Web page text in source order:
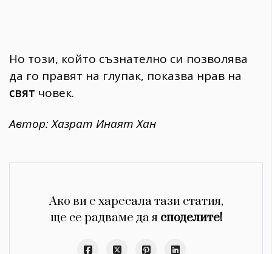
Но този, който съзнателно си позволява
да го правят на глупак, показва нрав на
свят човек.
Автор: Хазрат Инаят Хан
Ако ви е харесала тази статия,
ще се радваме да я споделите!